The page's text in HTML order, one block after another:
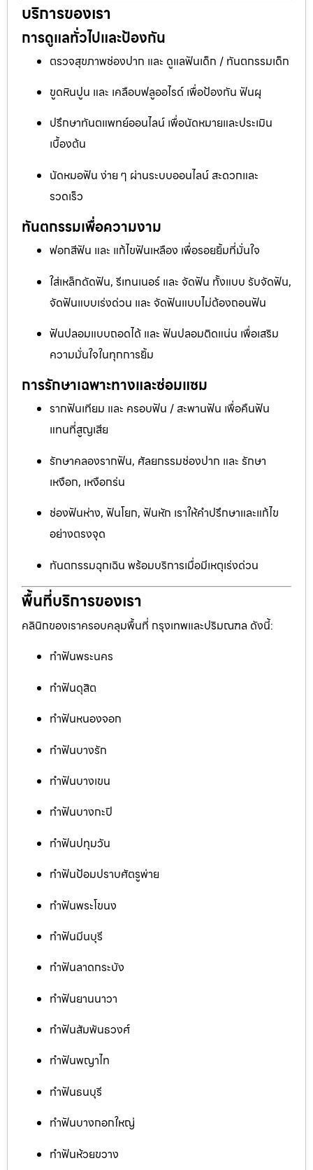
บริการของเรา
การดูแลทั่วไปและป้องกัน
ตรวจสุขภาพช่องปาก และ ดูแลฟันเด็ก / ทันตกรรมเด็ก
ขูดหินปูน และ เคลือบฟลูออไรด์ เพื่อป้องกัน ฟันผุ
ปรึกษาทันตแพทย์ออนไลน์ เพื่อนัดหมายและประเมิน
เบื้องต้น
นัดหมอฟัน ง่าย ๆ ผ่านระบบออนไลน์ สะดวกและ
รวดเร็ว
ทันตกรรมเพื่อความงาม
ฟอกสีฟัน และ แก้ไขฟันเหลือง เพื่อรอยยิ้มที่มั่นใจ
ใส่เหล็กดัดฟัน, รีเทนเนอร์ และ จัดฟัน ทั้งแบบ รับจัดฟัน,
จัดฟันแบบเร่งด่วน และ จัดฟันแบบไม่ต้องถอนฟัน
ฟันปลอมแบบถอดได้ และ ฟันปลอมติดแน่น เพื่อเสริม
ความมั่นใจในทุกการยิ้ม
การรักษาเฉพาะทางและซ่อมแซม
รากฟันเทียม และ ครอบฟัน / สะพานฟัน เพื่อคืนฟัน
แทนที่สูญเสีย
รักษาคลองรากฟัน, ศัลยกรรมช่องปาก และ รักษา
เหงือก, เหงือกร่น
ช่องฟันห่าง, ฟันโยก, ฟันหัก เราให้คำปรึกษาและแก้ไข
อย่างตรงจุด
ทันตกรรมฉุกเฉิน พร้อมบริการเมื่อมีเหตุเร่งด่วน
พื้นที่บริการของเรา
คลินิกของเราครอบคลุมพื้นที่ กรุงเทพและปริมณฑล ดังนี้:
ทำฟันพระนคร
ทำฟันดุสิต
ทำฟันหนองจอก
ทำฟันบางรัก
ทำฟันบางเขน
ทำฟันบางกะปิ
ทำฟันปทุมวัน
ทำฟันป้อมปราบศัตรูพ่าย
ทำฟันพระโขนง
ทำฟันมีนบุรี
ทำฟันลาดกระบัง
ทำฟันยานนาวา
ทำฟันสัมพันธวงศ์
ทำฟันพญาไท
ทำฟันธนบุรี
ทำฟันบางกอกใหญ่
ทำฟันห้วยขวาง